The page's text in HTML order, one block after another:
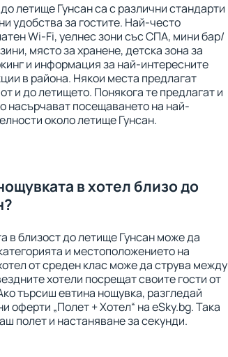
летище Гунсан са с различни стандарти
удобства за гостите. Най-често
Wi-Fi, уелнес зони със СПА, мини бар/
място за хранене, детска зона за
и информация за най-интересните
в района. Някои места предлагат
и до летището. Понякога те предлагат и
насърчават посещаването на най-
около летище Гунсан.
в хотел близо до
в близост до летище Гунсан може да
и местоположението на
от среден клас може да струва между
хотели посрещат своите гости от
търсиш евтина нощувка, разгледай
оферти „Полет + Хотел“ на eSky.bg. Така
полет и настаняване за секунди.